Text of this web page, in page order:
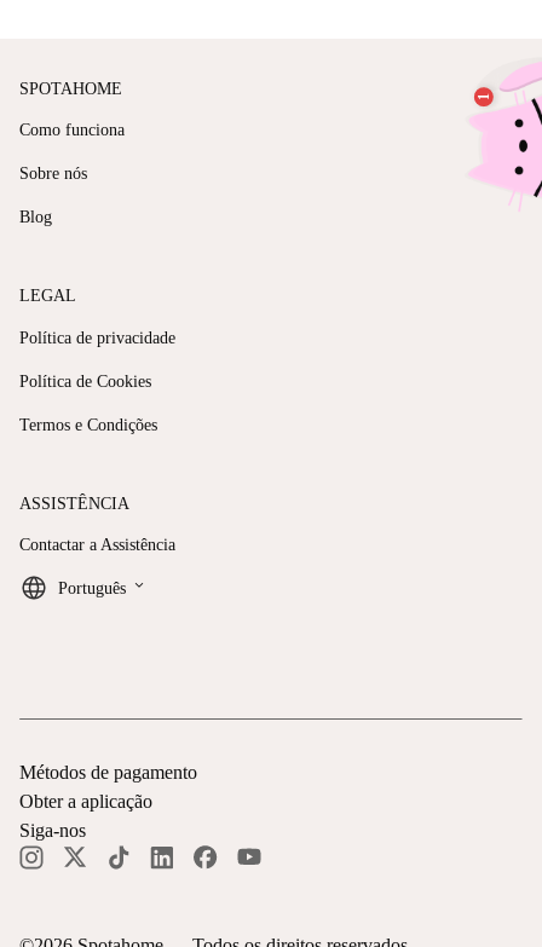
SPOTAHOME
Como funciona
Sobre nós
Blog
LEGAL
Política de privacidade
Política de Cookies
Termos e Condições
ASSISTÊNCIA
Contactar a Assistência
Português keyboard_arrow_down
Métodos de pagamento
Obter a aplicação
Siga-nos